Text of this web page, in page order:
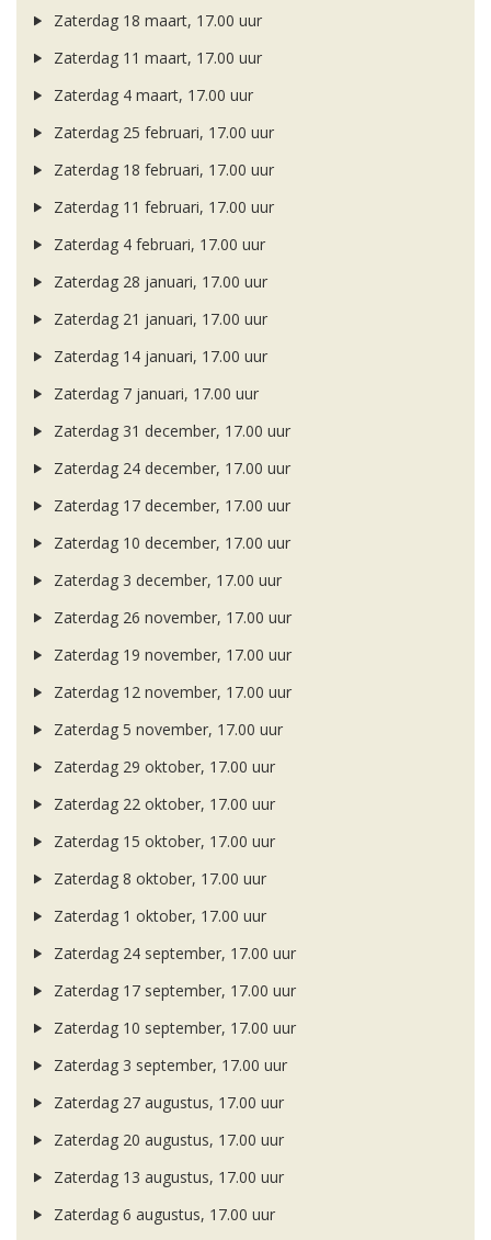
Zaterdag 18 maart, 17.00 uur
Zaterdag 11 maart, 17.00 uur
Zaterdag 4 maart, 17.00 uur
Zaterdag 25 februari, 17.00 uur
Zaterdag 18 februari, 17.00 uur
Zaterdag 11 februari, 17.00 uur
Zaterdag 4 februari, 17.00 uur
Zaterdag 28 januari, 17.00 uur
Zaterdag 21 januari, 17.00 uur
Zaterdag 14 januari, 17.00 uur
Zaterdag 7 januari, 17.00 uur
Zaterdag 31 december, 17.00 uur
Zaterdag 24 december, 17.00 uur
Zaterdag 17 december, 17.00 uur
Zaterdag 10 december, 17.00 uur
Zaterdag 3 december, 17.00 uur
Zaterdag 26 november, 17.00 uur
Zaterdag 19 november, 17.00 uur
Zaterdag 12 november, 17.00 uur
Zaterdag 5 november, 17.00 uur
Zaterdag 29 oktober, 17.00 uur
Zaterdag 22 oktober, 17.00 uur
Zaterdag 15 oktober, 17.00 uur
Zaterdag 8 oktober, 17.00 uur
Zaterdag 1 oktober, 17.00 uur
Zaterdag 24 september, 17.00 uur
Zaterdag 17 september, 17.00 uur
Zaterdag 10 september, 17.00 uur
Zaterdag 3 september, 17.00 uur
Zaterdag 27 augustus, 17.00 uur
Zaterdag 20 augustus, 17.00 uur
Zaterdag 13 augustus, 17.00 uur
Zaterdag 6 augustus, 17.00 uur